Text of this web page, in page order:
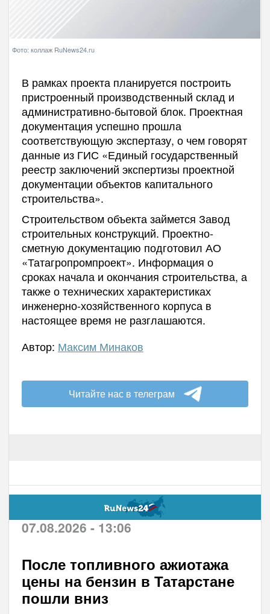
Фото: коллаж RuNews24.ru
В рамках проекта планируется построить
пристроенный производственный склад и
административно-бытовой блок. Проектная
документация успешно прошла
соответствующую экспертазу, о чем говорят
данные из ГИС «Единый государственный
реестр заключений экспертизы проектной
документации объектов капитального
строительства».
Строительством объекта займется Завод
строительных конструкций. Проектно-
сметную документацию подготовил АО
«Татагропромпроект». Информация о
сроках начала и окончания строительства, а
также о технических характеристиках
инженерно-хозяйственного корпуса в
настоящее время не разглашаются.
Автор: Максим Минаков
Читайте нас в телеграм
07.08.2026 - 13:06
После топливного ажиотажа
цены на бензин в Татарстане
пошли вниз